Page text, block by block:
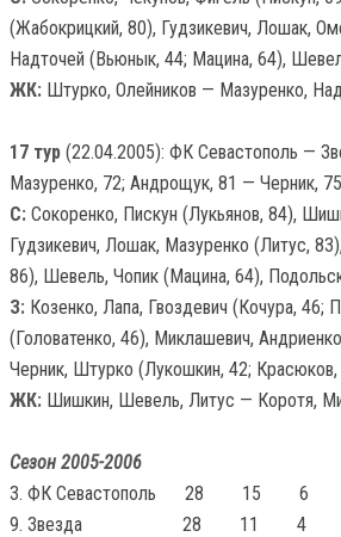
(Жабокрицкий, 80), Гудзикевич, Лошак,
Надточей (Вьюнык, 44; Мацина, 64),
ЖК: Штурко, Олейников — Мазуренко,
17 тур (22.04.2005): ФК Севастополь —
Мазуренко, 72; Андрощук, 81 — Черник,
С: Сокоренко, Пискун (Лукьянов, 84),
Гудзикевич, Лошак, Мазуренко (Литус,
86), Шевель, Чопик (Мацина, 64),
З: Козенко, Лапа, Гвоздевич (Кочура, 46;
(Головатенко, 46), Миклашевич,
Черник, Штурко (Лукошкин, 42;
ЖК: Шишкин, Шевель, Литус — Коротя,
Сезон 2005-2006
3. ФК Севастополь
28 15 6 7
9. Звезда 28 11 4 13